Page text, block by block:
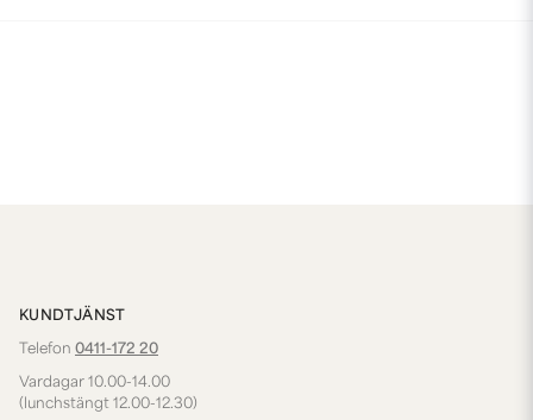
KUNDTJÄNST
Telefon 0411-172 20
Vardagar 10.00-14.00
(lunchstängt 12.00-12.30)